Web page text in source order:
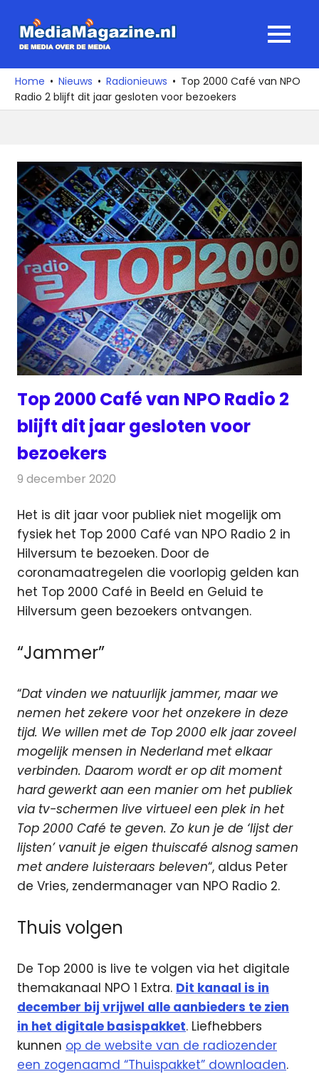
naar
media
over
de
MENU
Home Nieuws Radionieuws
Top 2000 Café van NPO
Radio 2 blijft dit jaar gesloten voor bezoekers
Top 2000 Café van NPO Radio 2
blijft dit jaar gesloten voor
bezoekers
9 december 2020
Het is dit jaar voor publiek niet mogelijk om
fysiek het Top 2000 Café van NPO Radio 2 in
Hilversum te bezoeken. Door de
coronamaatregelen die voorlopig gelden kan
het Top 2000 Café in Beeld en Geluid te
Hilversum geen bezoekers ontvangen.
“Jammer”
“Dat vinden we natuurlijk jammer, maar we
nemen het zekere voor het onzekere in deze
tijd. We willen met de Top 2000 elk jaar zoveel
mogelijk mensen in Nederland met elkaar
verbinden. Daarom wordt er op dit moment
hard gewerkt aan een manier om het publiek
via tv-schermen live virtueel een plek in het
Top 2000 Café te geven. Zo kun je de ‘lijst der
lijsten’ vanuit je eigen thuiscafé alsnog samen
met andere luisteraars beleven“, aldus Peter
de Vries, zendermanager van NPO Radio 2.
Thuis volgen
De Top 2000 is live te volgen via het digitale
themakanaal NPO 1 Extra. Dit kanaal is in
december bij vrijwel alle aanbieders te zien
in het digitale basispakket. Liefhebbers
kunnen op de website van de radiozender
een zogenaamd “Thuispakket” downloaden.